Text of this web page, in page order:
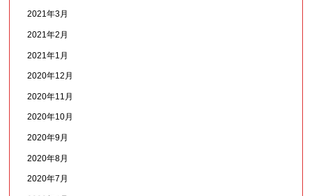
2021年3月
2021年2月
2021年1月
2020年12月
2020年11月
2020年10月
2020年9月
2020年8月
2020年7月